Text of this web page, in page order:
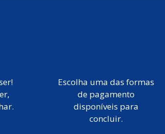
Escolha uma das formas
de pagamento
disponíveis para
concluir.